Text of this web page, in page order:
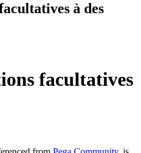
à des
facultatives